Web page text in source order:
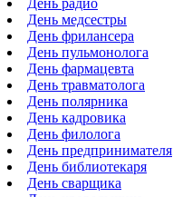
День радио
День медсестры
День фрилансера
День пульмонолога
День фармацевта
День травматолога
День полярника
День кадровика
День филолога
День предпринимателя
День библиотекаря
День сварщика